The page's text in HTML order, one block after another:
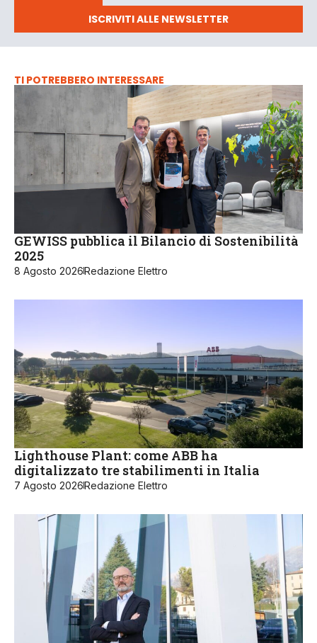
ISCRIVITI ALLE NEWSLETTER
TI POTREBBERO INTERESSARE
GEWISS pubblica il Bilancio di Sostenibilità
2025
8 Agosto 2026Redazione Elettro
Lighthouse Plant: come ABB ha
digitalizzato tre stabilimenti in Italia
7 Agosto 2026Redazione Elettro